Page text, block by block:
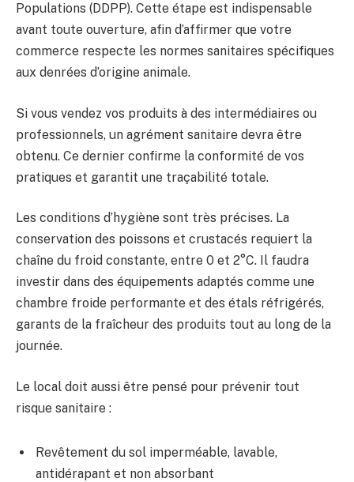
Populations (DDPP). Cette étape est indispensable
avant toute ouverture, afin d’affirmer que votre
commerce respecte les normes sanitaires spécifiques
aux denrées d’origine animale.
Si vous vendez vos produits à des intermédiaires ou
professionnels, un agrément sanitaire devra être
obtenu. Ce dernier confirme la conformité de vos
pratiques et garantit une traçabilité totale.
Les conditions d’hygiène sont très précises. La
conservation des poissons et crustacés requiert la
chaîne du froid constante, entre 0 et 2°C. Il faudra
investir dans des équipements adaptés comme une
chambre froide performante et des étals réfrigérés,
garants de la fraîcheur des produits tout au long de la
journée.
Le local doit aussi être pensé pour prévenir tout
risque sanitaire :
Revêtement du sol imperméable, lavable,
antidérapant et non absorbant